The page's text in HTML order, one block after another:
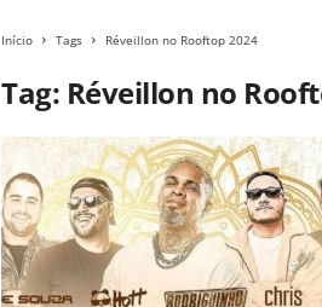
Início Tags Réveillon no Rooftop 2024
Tag: Réveillon no